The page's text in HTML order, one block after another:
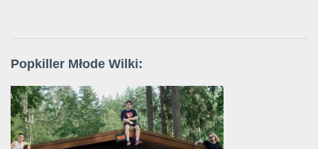
Popkiller Młode Wilki: